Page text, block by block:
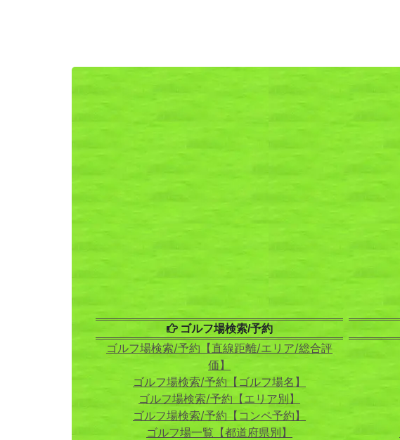
ゴルフ場検索/予約
ゴルフ場検索/予約【直線距離/エリア/総合評
価】
ゴルフ場検索/予約【ゴルフ場名】
ゴルフ場検索/予約【エリア別】
ゴルフ場検索/予約【コンペ予約】
ゴルフ場一覧【都道府県別】